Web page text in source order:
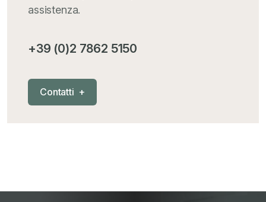
assistenza.
+39 (0)2 7862 5150
Contatti +